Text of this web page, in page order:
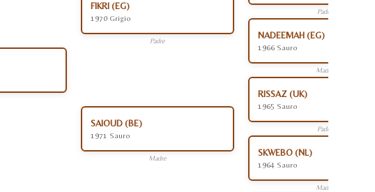
FIKRI (EG)
1970 Grigio
Padre
Padre
NADEEMAH (EG)
1966 Sauro
Madre
SAIOUD (BE)
1971 Sauro
Madre
RISSAZ (UK)
1965 Sauro
Padre
SKWEBO (NL)
1964 Sauro
Madre